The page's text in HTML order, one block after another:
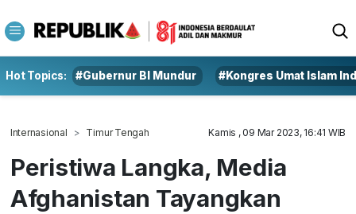
Hot Topics: #Gubernur BI Mundur #Kongres Umat Islam
Internasional Timur Tengah Kamis , 09 Mar 2023, 16:41 WIB
Peristiwa Langka, Media
Afghanistan Tayangkan